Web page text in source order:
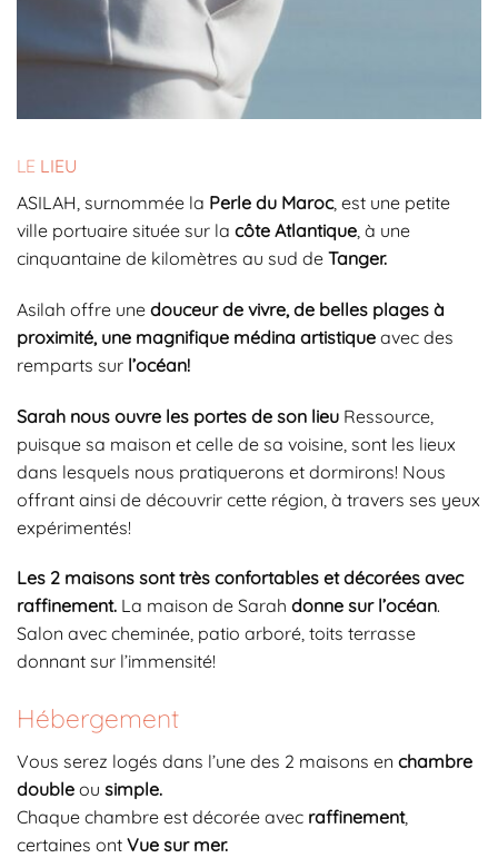
LE LIEU
ASILAH, surnommée la Perle du Maroc, est une petite
ville portuaire située sur la côte Atlantique , à une
cinquantaine de kilomètres au sud de Tanger.
Asilah offre une douceur de vivre, de belles plages à
proximité, une magnifique médina artistique avec des
remparts sur l’océan!
Sarah nous ouvre les portes de son lieu Ressource,
puisque sa maison et celle de sa voisine, sont les lieux
dans lesquels nous pratiquerons et dormirons! Nous
offrant ainsi de découvrir cette région, à travers ses yeux
expérimentés!
Les 2 maisons sont très confortables et décorées avec
raffinement. La maison de Sarah donne sur l’océan.
Salon avec cheminée, patio arboré, toits terrasse
donnant sur l’immensité!
Hébergement
Vous serez logés dans l’une des 2 maisons en chambre
double ou simple.
Chaque chambre est décorée avec raffinement,
certaines ont Vue sur mer.